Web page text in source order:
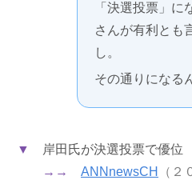
「決選投票」に
さんが有利とも
し。
その通りになる
▼
岸田氏が決選投票で優位
→→
ANNnewsCH （２